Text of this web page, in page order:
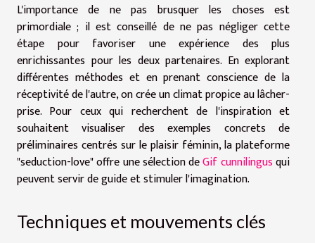
L'importance de ne pas brusquer les choses est
primordiale ; il est conseillé de ne pas négliger cette
étape pour favoriser une expérience des plus
enrichissantes pour les deux partenaires. En explorant
différentes méthodes et en prenant conscience de la
réceptivité de l'autre, on crée un climat propice au lâcher-
prise. Pour ceux qui recherchent de l'inspiration et
souhaitent visualiser des exemples concrets de
préliminaires centrés sur le plaisir féminin, la plateforme
"seduction-love" offre une sélection deGif cunnilingusqui
peuvent servir de guide et stimuler l'imagination.
Techniques et mouvements clés